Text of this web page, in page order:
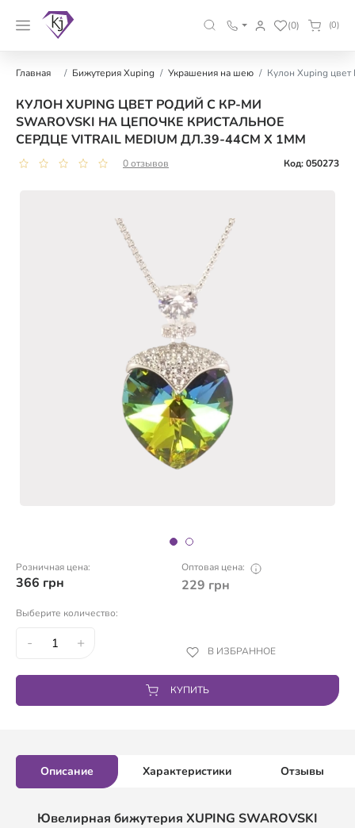
(0) (0)
Главная Бижутерия Xuping Украшения на шею Кулон Xuping
КУЛОН XUPING ЦВЕТ РОДИЙ С КР-МИ
SWAROVSKI НА ЦЕПОЧКЕ КРИСТАЛЬНОЕ
СЕРДЦЕ VITRAIL MEDIUM ДЛ.39-44СМ Х 1ММ
0 отзывов Код: 050273
Розничная цена:
366 грн
Оптовая цена:
229 грн
Выберите количество:
- + В ИЗБРАННОЕ
КУПИТЬ
Описание Характеристики Отзывы
Ювелирная бижутерия XUPING SWAROVSKI